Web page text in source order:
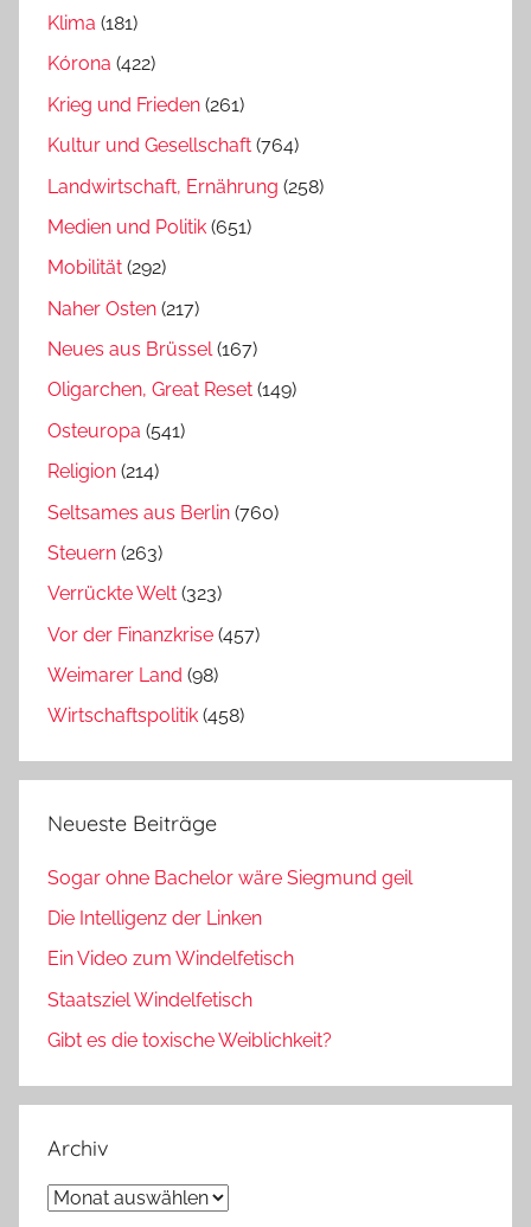
Klima (181)
Kórona (422)
Krieg und Frieden (261)
Kultur und Gesellschaft (764)
Landwirtschaft, Ernährung (258)
Medien und Politik (651)
Mobilität (292)
Naher Osten (217)
Neues aus Brüssel(167)
Oligarchen, Great Reset (149)
Osteuropa (541)
Religion (214)
Seltsames aus Berlin (760)
Steuern (263)
Verrückte Welt (323)
Vor der Finanzkrise (457)
Weimarer Land (98)
Wirtschaftspolitik (458)
Neueste Beiträge
Sogar ohne Bachelor wäre Siegmund geil
Die Intelligenz der Linken
Ein Video zum Windelfetisch
Staatsziel Windelfetisch
Gibt es die toxische Weiblichkeit?
Archiv
Archiv